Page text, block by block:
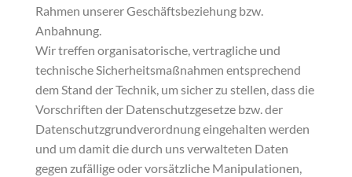
Rahmen unserer Geschäftsbeziehung bzw.
Anbahnung.
Wir treffen organisatorische, vertragliche und
technische Sicherheitsmaßnahmen entsprechend
dem Stand der Technik, um sicher zu stellen, dass die
Vorschriften der Datenschutzgesetze bzw. der
Datenschutzgrundverordnung eingehalten werden
und um damit die durch uns verwalteten Daten
gegen zufällige oder vorsätzliche Manipulationen,